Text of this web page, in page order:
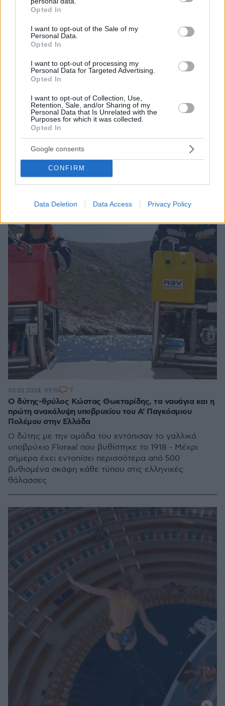
grant or deny consent to Google and its third-party tags to
use your data for below specified purposes in below Google
consent section.
Opted In
I want to opt-out of the Sale of my
Personal Data.
Opted In
I want to opt-out of processing my
Personal Data for Targeted Advertising.
Opted In
I want to opt-out of Collection, Use,
Retention, Sale, and/or Sharing of my
Personal Data that Is Unrelated with the
Purposes for which it was collected.
Opted In
Google consents
CONFIRM
Data Deletion Data Access Privacy Policy
Βούτηξε στο Παγκόσμιο πρωτάθλημα ο 100χρονος
Ιρανός καταδύτης, Τάγκι Ασκάρ - Βίντεο
Ο Ιρανός έκανε κατάδυση από το 1μ στην πισίνα της
Ντόχα όπου αποθεώθηκε και δάκρυσε από
συγκίνηση
Ο δύτης-θρύλος Κώστας Θωκταρίδης, τα ναυάγια και η
πρώτη ανακάλυψη υποβρυχίου του Α' Παγκόσμιου
Πολέμου στην Ελλάδα
Ο δύτης με την ομάδα του εντόπισαν το γαλλικό
υποβρύχιο Floreal που βυθίστηκε το 1918 - Μέχρι
σήμερα έχει εντοπίσει περισσότερα από 500
βυθισμένα σκάφη κάθε τύπου στις ελληνικές
θάλασσες
03.02.2024, 09:16 9